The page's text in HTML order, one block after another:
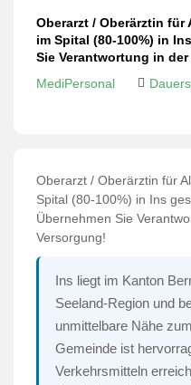
Oberarzt / Oberärztin für
im Spital (80-100%) in
Sie Verantwortung in
MediPersonal
Oberarzt / Oberärztin für
Spital (80-100%) in Ins
Übernehmen Sie
Versorgung!
Ins liegt im Kanton
Seeland-Region und
unmittelbare Nähe
Gemeinde ist
Verkehrsmitteln